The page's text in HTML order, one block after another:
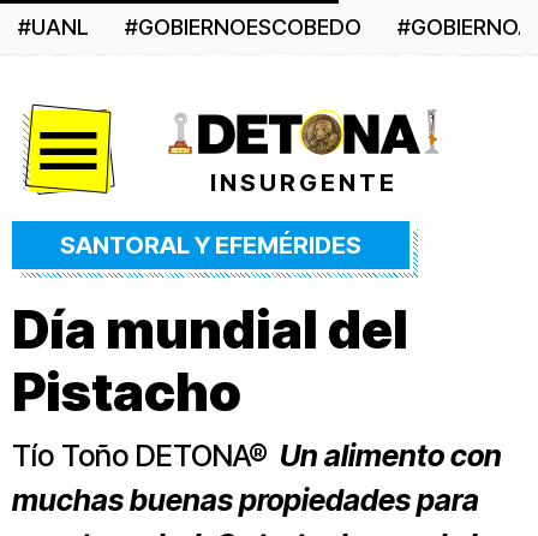
#UANL #GOBIERNOESCOBEDO
INSURGENTE
SANTORAL Y EFEMÉRIDES
Día mundial del
Pistacho
Tío Toño DETONA® Un alimento con
muchas buenas propiedades para